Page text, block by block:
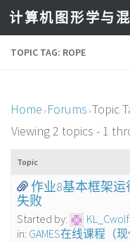
计算机图形学与
TOPIC TAG: ROPE
Home › Forums ›Topic
Viewing 2 topics - 1
Topic
作业8基本框架运
失败
Started by:
KL_Cwolf
in: GAMES在线课程（